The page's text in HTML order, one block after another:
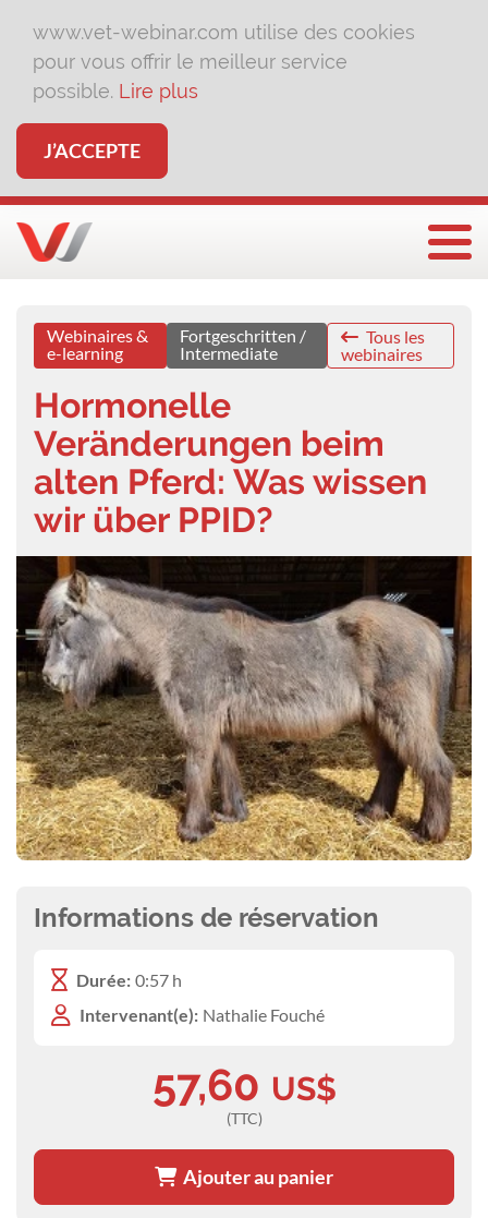
www.vet-webinar.com utilise des cookies
pour vous offrir le meilleur service
possible. Lire plus
J’ACCEPTE
Webinaires &
e-learning
Fortgeschritten /
Intermediate
Tous les
webinaires
Hormonelle
Veränderungen beim
alten Pferd: Was wissen
wir über PPID?
Informations de réservation
Durée: 0:57 h
Intervenant(e): Nathalie Fouché
57,60 US$
(TTC)
Ajouter au panier